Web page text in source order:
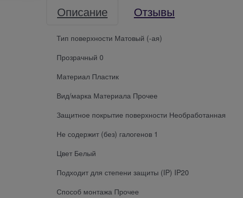
Описание Отзывы
Тип поверхности Матовый (-ая)
Прозрачный 0
Материал Пластик
Вид/марка Материала Прочее
Защитное покрытие поверхности Необработанная
Не содержит (без) галогенов 1
Цвет Белый
Подходит для степени защиты (IP) IP20
Способ монтажа Прочее